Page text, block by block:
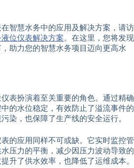
智慧水务中的应用及解决方案，请访
位仪表解决方案。在这里，您将发现
助力您的智慧水务项目迈向更高水
表扮演着至关重要的角色。通过精确
的水位稳定，有效防止了溢流事件的
染，也保障了生产线的安全运行。
的应用同样不可或缺。它实时监控管
压力的平衡，减少因压力波动导致的
升了供水效率，也降低了运维成本。